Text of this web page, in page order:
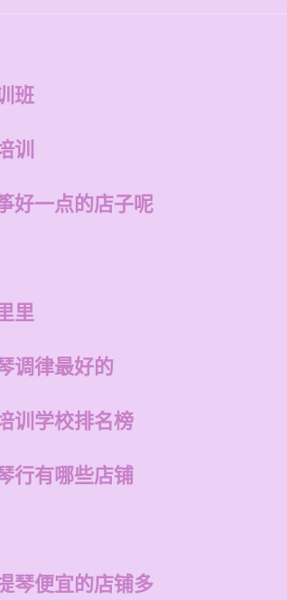
班
训
好一点的店子呢
里
调律最好的
训学校排名榜
行有哪些店铺
琴便宜的店铺多